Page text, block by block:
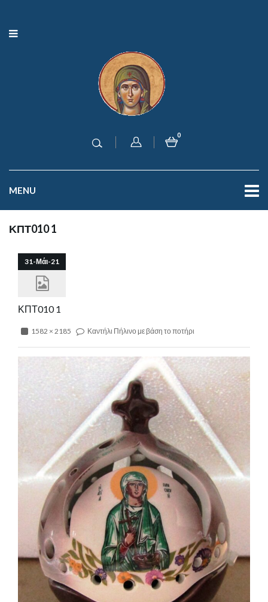
0
MENU
ΚΠΤ010 1
31-Μάι-21
ΚΠΤ010 1
1582 × 2185 Καντήλι Πήλινο με βάση το ποτήρι